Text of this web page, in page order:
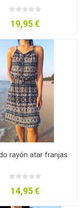
19,95 €
rayón atar franjas
14,95 €